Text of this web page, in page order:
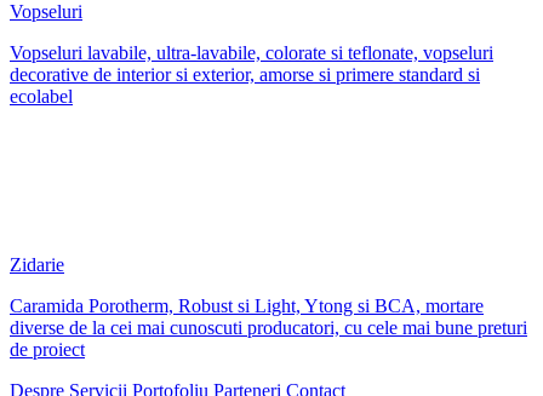
Vopseluri
Vopseluri lavabile, ultra-lavabile, colorate si teflonate, vopseluri
decorative de interior si exterior, amorse si primere standard si
ecolabel
Zidarie
Caramida Porotherm, Robust si Light, Ytong si BCA, mortare
diverse de la cei mai cunoscuti producatori, cu cele mai bune preturi
de proiect
Despre Servicii Portofoliu Parteneri Contact